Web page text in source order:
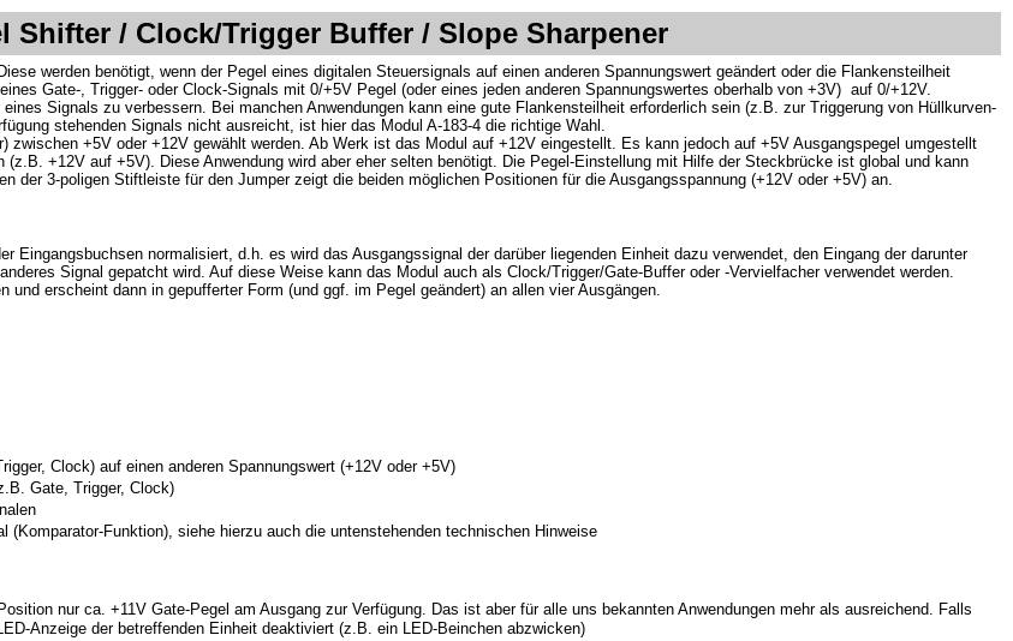
Shifter / Clock/Trigger Buffer / Slope Sharpener
werden benötigt, wenn der Pegel eines digitalen Steuersignals auf einen anderen Spannungswert geändert oder die Flankensteilheit
Gate-, Trigger- oder Clock-Signals mit 0/+5V Pegel (oder eines jeden anderen Spannungswertes oberhalb von +3V) auf 0/+12V.
Signals zu verbessern. Bei manchen Anwendungen kann eine gute Flankensteilheit erforderlich sein (z.B. zur Triggerung von Hüllkurven-
stehenden Signals nicht ausreicht, ist hier das Modul A-183-4 die richtige Wahl.
zwischen +5V oder +12V gewählt werden. Ab Werk ist das Modul auf +12V eingestellt. Es kann jedoch auf +5V Ausgangspegel umgestellt
+12V auf +5V). Diese Anwendung wird aber eher selten benötigt. Die Pegel-Einstellung mit Hilfe der Steckbrücke ist global und kann
der 3-poligen Stiftleiste für den Jumper zeigt die beiden möglichen Positionen für die Ausgangsspannung (+12V oder +5V) an.
Eingangsbuchsen normalisiert, d.h. es wird das Ausgangssignal der darüber liegenden Einheit dazu verwendet, den Eingang der darunter
Signal gepatcht wird. Auf diese Weise kann das Modul auch als Clock/Trigger/Gate-Buffer oder -Vervielfacher verwendet werden.
erscheint dann in gepufferter Form (und ggf. im Pegel geändert) an allen vier Ausgängen.
Clock) auf einen anderen Spannungswert (+12V oder +5V)
Gate, Trigger, Clock)
Funktion), siehe hierzu auch die untenstehenden technischen Hinweise
nur ca. +11V Gate-Pegel am Ausgang zur Verfügung. Das ist aber für alle uns bekannten Anwendungen mehr als ausreichend. Falls
Anzeige der betreffenden Einheit deaktiviert (z.B. ein LED-Beinchen abzwicken)